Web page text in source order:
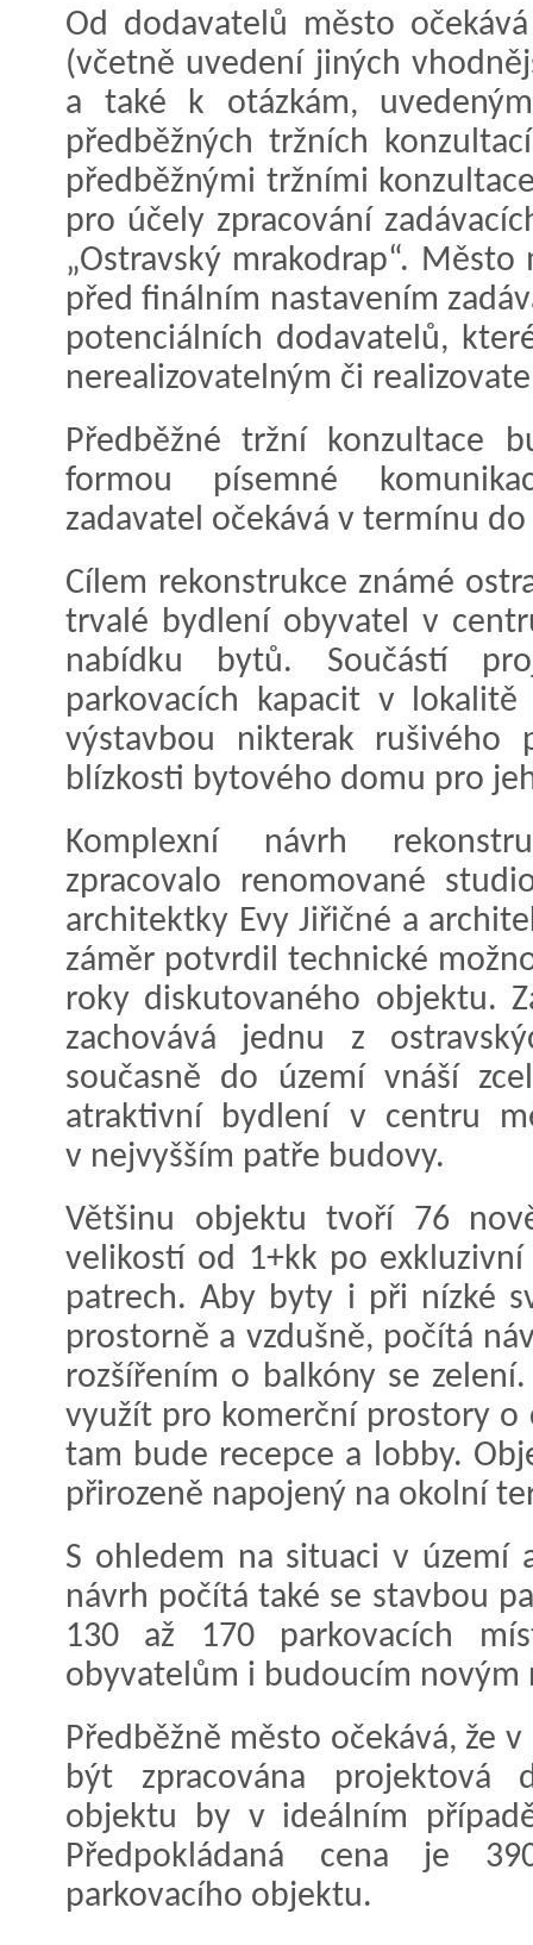
Od dodavatelů město
(včetně uvedení jiných
a také k otázkám,
předběžných tržních
předběžnými tržními
pro účely zpracování
„Ostravský mrakodrap“.
před finálním nastavením
potenciálních dodavatelů,
nerealizovatelným či
Předběžné tržní konzultace
formou písemné
zadavatel očekává v termínu
Cílem rekonstrukce známé
trvalé bydlení obyvatel v
nabídku bytů. Součástí
parkovacích kapacit v
výstavbou nikterak rušivého
blízkosti bytového domu pro
Komplexní návrh
zpracovalo renomované
architektky Evy Jiřičné a
záměr potvrdil technické
roky diskutovaného objektu.
zachovává jednu z
současně do území vnáší
atraktivní bydlení v centru
v nejvyšším patře budovy.
Většinu objektu tvoří 76
velikostí od 1+kk po
patrech. Aby byty i při nízké
prostorně a vzdušně, počítá
rozšířením o balkóny se
využít pro komerční prostory o
tam bude recepce a lobby.
přirozeně napojený na okolní
S ohledem na situaci v území
návrh počítá také se stavbou
130 až 170 parkovacích
obyvatelům i budoucím novým
Předběžně město očekává, že
být zpracována projektová
objektu by v ideálním
Předpokládaná cena je
parkovacího objektu.